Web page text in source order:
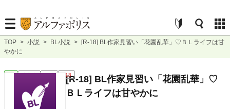
TOP > 小説 > BL小説 >
[R-18] BL作家見習い「花園乱華」♡ＢＬライフは甘
やかに
BL 連載中 長編 R18
[R-18] BL作家見習い「花園乱華」♡
ＢＬライフは甘やかに